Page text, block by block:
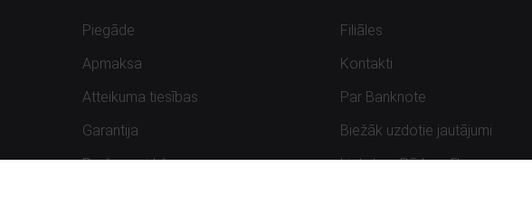
Piegāde
Apmaksa
Atteikuma tiesības
Garantija
Preču uzpirkšana
Filiāles
Kontakti
Par Banknote
Biežāk uzdotie jautājumi
Lietots – Pārbaudīts